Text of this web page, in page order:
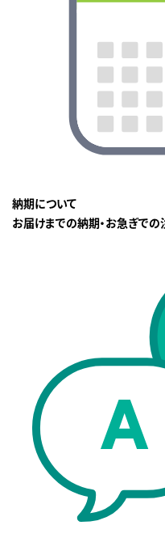
納期について
お届けまでの納期・お急ぎで